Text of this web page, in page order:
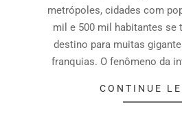
metrópoles, cidades com
mil e 500 mil habitantes se
destino para muitas
franquias. O fenômeno da
CONTINUE